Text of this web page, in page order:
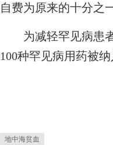
自费为原来的十分之
为减轻罕见病患者
100种罕见病用药被
地中海贫血